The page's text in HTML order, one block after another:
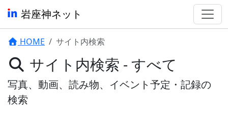
岩座神ネット
HOME サイト内検索
サイト内検索 - すべて
写真、動画、読み物、イベント予定・記録の
検索